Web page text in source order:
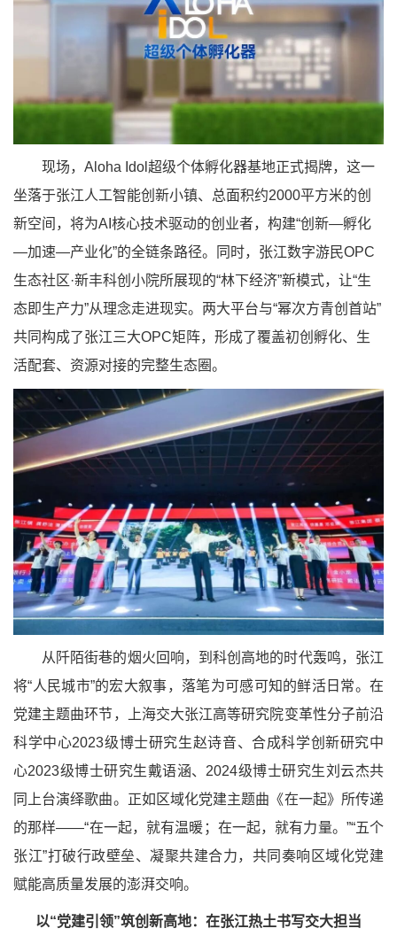
现场， Aloha Idol 超级个体孵化器基地正式揭牌，这一
坐落于张江人工智能创新小镇、总面积约2000平方米的创
新空间，将为AI 核心技术驱动的创业者，构建“创新—孵化
—加速—产业化”的全链条路径。同时，张江数字游民OPC
生态社区·新丰科创小院所展现的“林下经济”新模式，让“生
态即生产力”从理念走进现实。两大平台与“幂次方青创首站”
共同构成了张江三大OPC矩阵，形成了覆盖初创孵化、生
活配套、资源对接的完整生态圈。
从阡陌街巷的烟火回响，到科创高地的时代轰鸣，张江
将“人民城市”的宏大叙事，落笔为可感可知的鲜活日常。在
党建主题曲环节，上海交大张江高等研究院变革性分子前沿
科学中心2023级博士研究生赵诗音、合成科学创新研究中
心2023级博士研究生戴语涵、2024级博士研究生刘云杰共
同上台演绎歌曲。正如区域化党建主题曲《在一起》所传递
的那样——“在一起，就有温暖；在一起，就有力量。”“五个
张江”打破行政壁垒、凝聚共建合力，共同奏响区域化党建
赋能高质量发展的澎湃交响。
以“党建引领”筑创新高地：在张江热土书写交大担当